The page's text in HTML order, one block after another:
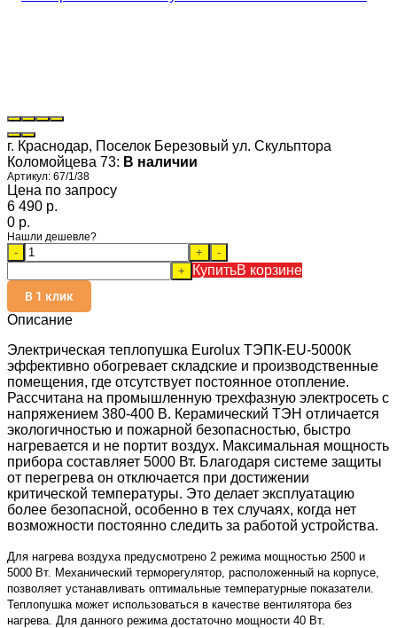
г. Краснодар, Поселок Березовый ул. Скульптора
Коломойцева 73: В наличии
Артикул: 67/1/38
Цена по запросу
6 490 p.
0 p.
Нашли дешевле?
- +
-
+
КупитьВ корзине
В 1 клик
Описание
Электрическая теплопушка Eurolux ТЭПК-EU-5000К
эффективно обогревает складские и производственные
помещения, где отсутствует постоянное отопление.
Рассчитана на промышленную трехфазную электросеть с
напряжением 380-400 В. Керамический ТЭН отличается
экологичностью и пожарной безопасностью, быстро
нагревается и не портит воздух. Максимальная мощность
прибора составляет 5000 Вт. Благодаря системе защиты
от перегрева он отключается при достижении
критической температуры. Это делает эксплуатацию
более безопасной, особенно в тех случаях, когда нет
возможности постоянно следить за работой устройства.
Для нагрева воздуха предусмотрено 2 режима мощностью 2500 и
5000 Вт. Механический терморегулятор, расположенный на корпусе,
позволяет устанавливать оптимальные температурные показатели.
Теплопушка может использоваться в качестве вентилятора без
нагрева. Для данного режима достаточно мощности 40 Вт.